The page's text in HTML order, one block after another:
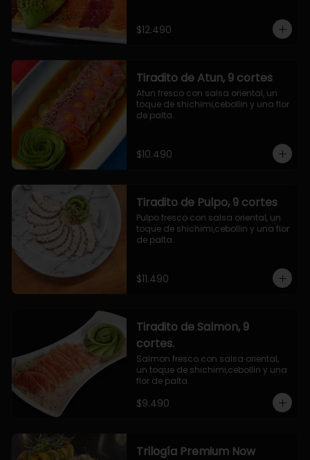
$12.490
Tiradito de Atun, 9 cortes
Atun fresco con salsa oriental, un
toque de shichimi,cebollin y una flor
de palta.
$10.490
Tiradito de Pulpo, 9 cortes
Pulpo fresco con salsa oriental, un
toque de shichimi,cebollin y una flor
de palta.
$11.490
Tiradito de Salmon, 9
cortes.
Salmon fresco con salsa oriental,
un toque de shichimi,cebollin y una
flor de palta.
$9.490
Trilogía Premium Now